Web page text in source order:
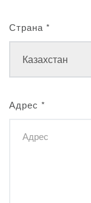
Страна *
Адрес *